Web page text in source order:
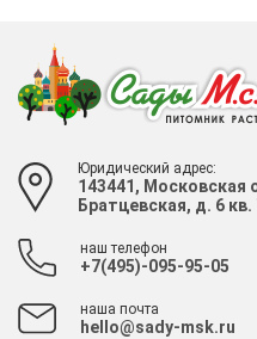
Юридический адрес:
143441, Московская
Братцевская, д. 6 кв.
наш телефон
+7(495)-095-95-05
наша почта
hello@sady-msk.ru